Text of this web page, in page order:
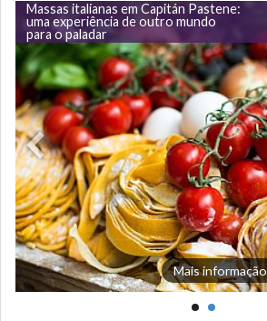
Massas italianas em Capitán Pastene:
uma experiência de outro mundo
para o paladar
Mais informação